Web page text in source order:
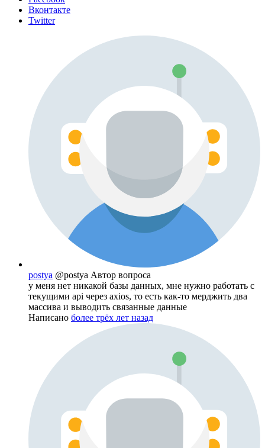
Вконтакте
Twitter
postya @postya Автор вопроса
у меня нет никакой базы данных, мне нужно работать с
текущими api через axios, то есть как-то мерджить два
массива и выводить связанные данные
Написано более трёх лет назад